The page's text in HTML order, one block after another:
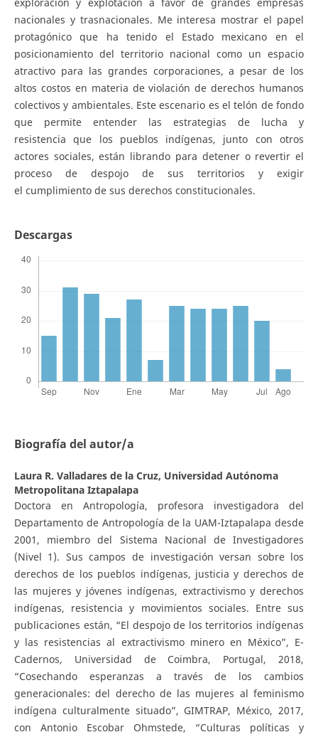
nacionales y trasnacionales. Me interesa mostrar el papel
protagónico que ha tenido el Estado mexicano en el
posicionamiento del territorio nacional como un espacio
atractivo para las grandes corporaciones, a pesar de los
altos costos en materia de violación de derechos humanos
colectivos y ambientales. Este escenario es el telón de fondo
que permite entender las estrategias de lucha y
resistencia que los pueblos indígenas, junto con otros
actores sociales, están librando para detener o revertir el
proceso de despojo de sus territorios y exigir
el cumplimiento de sus derechos constitucionales.
Descargas
Biografía del autor/a
Laura R. Valladares de la Cruz, Universidad Autónoma
Metropolitana Iztapalapa
Doctora en Antropología, profesora investigadora del
Departamento de Antropología de la UAM-Iztapalapa desde
2001, miembro del Sistema Nacional de Investigadores
(Nivel 1). Sus campos de investigación versan sobre los
derechos de los pueblos indígenas, justicia y derechos de
las mujeres y jóvenes indígenas, extractivismo y derechos
indígenas, resistencia y movimientos sociales. Entre sus
publicaciones están, “El despojo de los territorios indígenas
y las resistencias al extractivismo minero en México”, E-
Cadernos, Universidad de Coimbra, Portugal, 2018,
“Cosechando esperanzas a través de los cambios
generacionales: del derecho de las mujeres al feminismo
indígena culturalmente situado”, GIMTRAP, México, 2017,
con Antonio Escobar Ohmstede, “Culturas políticas y